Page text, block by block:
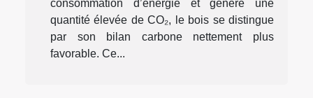
consommation d’énergie et génère une
quantité élevée de CO₂, le bois se distingue
par son bilan carbone nettement plus
favorable. Ce...